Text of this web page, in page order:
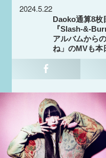
2024.5.22
Daoko通算8枚
『Slash-&-
アルバムから
ね」のMVも本